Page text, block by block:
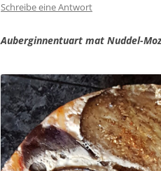
Schreibe eine Antwort
Auberginnentuart mat Nuddel-